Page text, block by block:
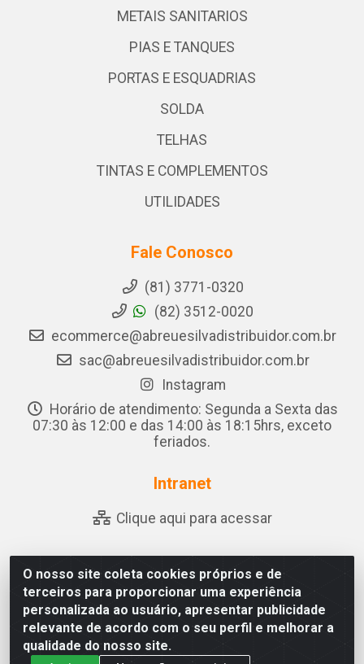
O nosso site coleta cookies próprios e de
terceiros para proporcionar uma experiência
personalizada ao usuário, apresentar publicidade
relevante de acordo com o seu perfil e melhorar a
qualidade do nosso site.
METAIS SANITARIOS
PIAS E TANQUES
PORTAS E ESQUADRIAS
SOLDA
TELHAS
TINTAS E COMPLEMENTOS
UTILIDADES
Fale Conosco
(81) 3771-0320
(82) 3512-0020
ecommerce@abreuesilvadistribuidor.com.br
sac@abreuesilvadistribuidor.com.br
Instagram
Horário de atendimento: Segunda a Sexta das
07:30 às 12:00 e das 14:00 às 18:15hrs, exceto
feriados.
Intranet
Clique aqui para acessar
Abreu & Silva - Rua Padre Jose de Souza Leite, 265 - Ariado,
Olho D'Água das Flores/AL - CEP 57.442-000 - CNPJ
04.790.656/0001-06